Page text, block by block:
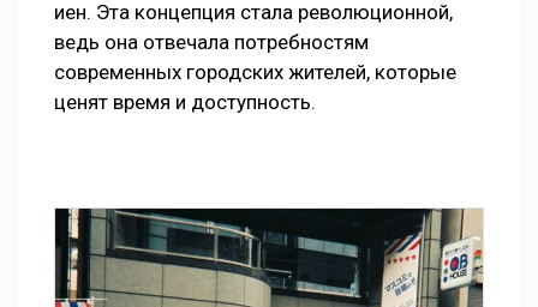
иен. Эта концепция стала революционной,
ведь она отвечала потребностям
современных городских жителей, которые
ценят время и доступность.